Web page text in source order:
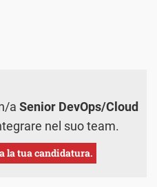
a Senior DevOps/Cloud
nel suo team.
la tua candidatura.